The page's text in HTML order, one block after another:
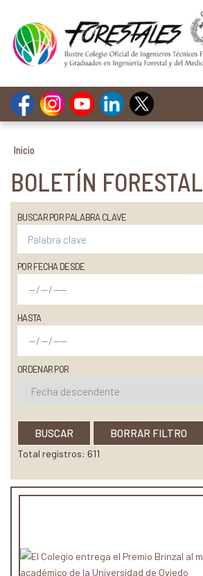
Inicio
BOLETÍN FORESTAL
BUSCAR POR PALABRA CLAVE
POR FECHA DESDE
HASTA
ORDENAR POR
BUSCAR BORRAR FILTRO
Total registros: 611